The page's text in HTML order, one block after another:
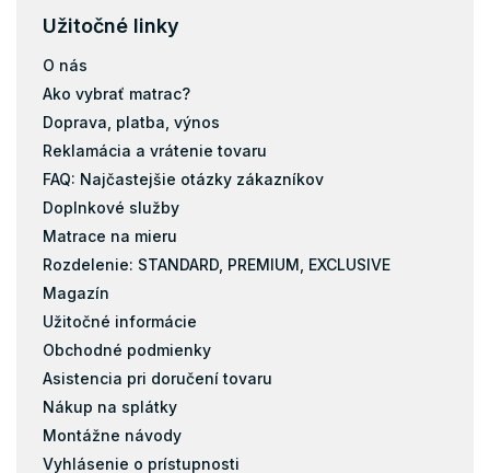
Vrchný matrac 160x200
Užitočné linky
O nás
Ako vybrať matrac?
Doprava, platba, výnos
Reklamácia a vrátenie tovaru
FAQ: Najčastejšie otázky zákazníkov
Doplnkové služby
Matrace na mieru
Rozdelenie: STANDARD, PREMIUM, EXCLUSIVE
Magazín
Užitočné informácie
Obchodné podmienky
Asistencia pri doručení tovaru
Nákup na splátky
Montážne návody
Vyhlásenie o prístupnosti